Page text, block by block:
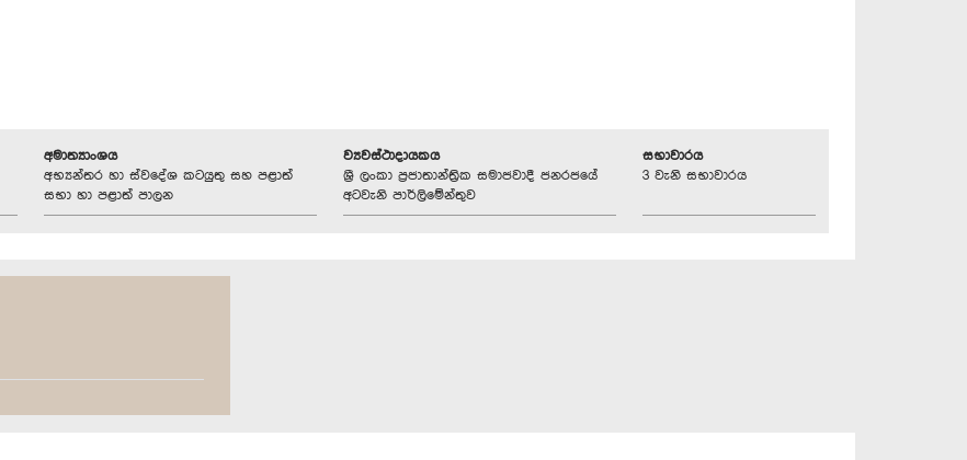
අමාත්‍යාංශය
අභ්‍යන්තර හා ස්වදේශ කටයුතු සහ පළාත්
සභා හා පළාත් පාලන
ව්‍යවස්ථාදායකය
ශ්‍රී ලංකා ප්‍රජාතාන්ත්‍රික සමාජවාදී ජනරජයේ
අටවැනි පාර්ලිමේන්තුව
සභාවාරය
3 වැනි සභාවාරය